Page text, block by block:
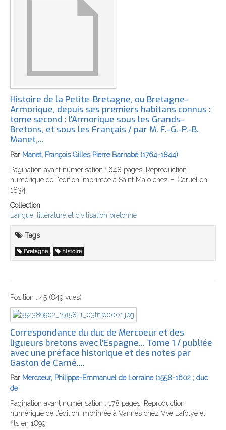
Histoire de la Petite-Bretagne, ou Bretagne-
Armorique, depuis ses premiers habitans connus‎ :
tome second : l'Armorique sous les Grands-
Bretons, et sous les Français / par M. F.-G.-P.-B.
Manet,...
Par Manet, François Gilles Pierre Barnabé (1764-1844)
Pagination avant numérisation : 648 pages. Reproduction
numérique de l'édition imprimée à Saint Malo chez E. Caruel en
1834
Collection
Langue, littérature et civilisation bretonne
Tags
Bretagne , histoire
Position : 45 (849 vues)
Correspondance du duc de Mercoeur et des
ligueurs bretons avec l'Espagne... Tome 1 / publiée
avec une préface historique et des notes par
Gaston de Carné....
Par Mercoeur, Philippe-Emmanuel de Lorraine (1558-1602 ; duc
de
Pagination avant numérisation : 178 pages. Reproduction
numérique de l'édition imprimée à Vannes chez Vve Lafolye et
fils en 1899